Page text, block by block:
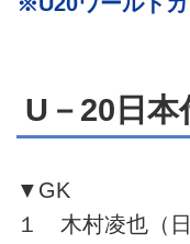
U－20日
▼GK
１ 木村凌也（日